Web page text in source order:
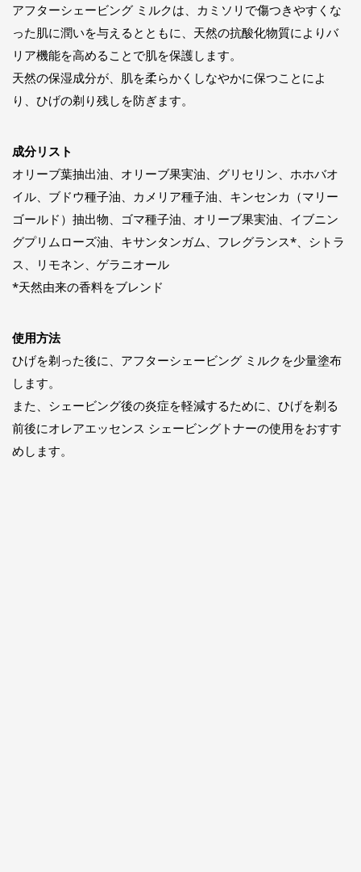
アフターシェービング ミルクは、カミソリで傷つきやすくな
った肌に潤いを与えるとともに、天然の抗酸化物質によりバ
リア機能を高めることで肌を保護します。
天然の保湿成分が、肌を柔らかくしなやかに保つことによ
り、ひげの剃り残しを防ぎます。
成分リスト
オリーブ葉抽出油、オリーブ果実油、グリセリン、ホホバオ
イル、ブドウ種子油、カメリア種子油、キンセンカ（マリー
ゴールド）抽出物、ゴマ種子油、オリーブ果実油、イブニン
グプリムローズ油、キサンタンガム、フレグランス*、シトラ
ス、リモネン、ゲラニオール
*天然由来の香料をブレンド
使用方法
ひげを剃った後に、アフターシェービング ミルクを少量塗布
します。
また、シェービング後の炎症を軽減するために、ひげを剃る
前後にオレアエッセンス シェービングトナーの使用をおすす
めします。